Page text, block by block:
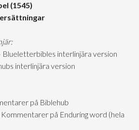
(1545)
Blueletterbibles interlinjära version
interlinjära version
på Biblehub
Kommentarer på Enduring word (hela